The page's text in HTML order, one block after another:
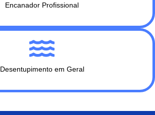
Encanador Profissional
Desentupimento em Geral